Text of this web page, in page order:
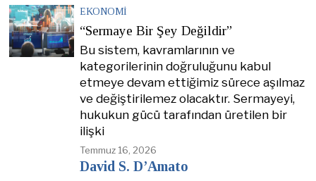
EKONOMI
“Sermaye Bir Şey Değildir”
Bu sistem, kavramlarının ve
kategorilerinin doğruluğunu kabul
etmeye devam ettiğimiz sürece aşılmaz
ve değiştirilemez olacaktır. Sermayeyi,
hukukun gücü tarafından üretilen bir
ilişki
Temmuz 16, 2026
David S. D’Amato